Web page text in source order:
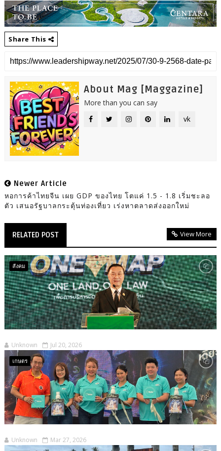
Share This
About Mag [Maggazine]
More than you can say
vk
Newer Article
หอการค้าไทยจีน เผย GDP ของไทย โตแค่ 1.5 - 1.8 เริ่มชะลอ
ตัว เสนอรัฐบาลกระตุ้นท่องเที่ยว เร่งหาตลาดส่งออกใหม่
RELATED POST View More
สังคม
Unknown Jul 20, 2026
เกษตร
Unknown Mar 27, 2026